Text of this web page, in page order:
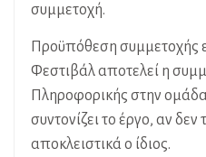
συμμετοχή.
Προϋπόθεση συμμετοχής
Φεστιβάλ αποτελεί η
Πληροφορικής στην
συντονίζει το έργο, αν δεν
αποκλειστικά ο ίδιος.